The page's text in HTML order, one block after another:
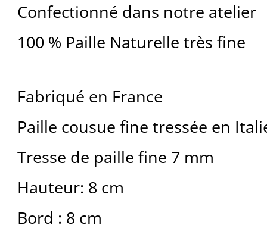
Confectionné dans notre atelier
100 % Paille Naturelle très fine
Fabriqué en France
Paille cousue fine tressée en
Tresse de paille fine 7 mm
Hauteur: 8 cm
Bord : 8 cm